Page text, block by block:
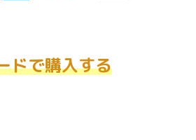
ドで購入する